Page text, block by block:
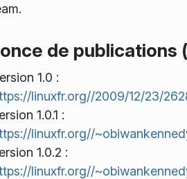
de publications
1.0 :
linuxfr.org//2009/12/23/
1.0.1 :
linuxfr.org//
1.0.2 :
linuxfr.org//